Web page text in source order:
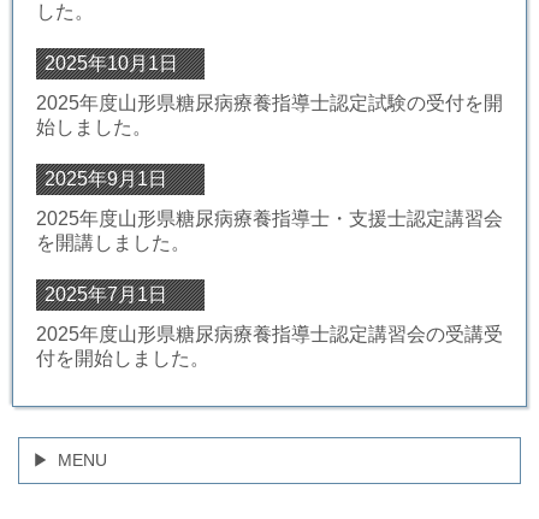
した。
2025年10月1日
2025年度山形県糖尿病療養指導士認定試験の受付を開
始しました。
2025年9月1日
2025年度山形県糖尿病療養指導士・支援士認定講習会
を開講しました。
2025年7月1日
2025年度山形県糖尿病療養指導士認定講習会の受講受
付を開始しました。
MENU